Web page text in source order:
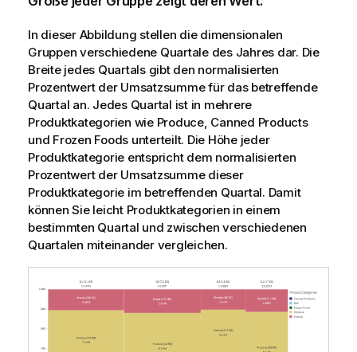
In dieser Abbildung stellen die dimensionalen
Gruppen verschiedene Quartale des Jahres dar. Die
Breite jedes Quartals gibt den normalisierten
Prozentwert der Umsatzsumme für das betreffende
Quartal an. Jedes Quartal ist in mehrere
Produktkategorien wie Produce, Canned Products
und Frozen Foods unterteilt. Die Höhe jeder
Produktkategorie entspricht dem normalisierten
Prozentwert der Umsatzsumme dieser
Produktkategorie im betreffenden Quartal. Damit
können Sie leicht Produktkategorien in einem
bestimmten Quartal und zwischen verschiedenen
Quartalen miteinander vergleichen.